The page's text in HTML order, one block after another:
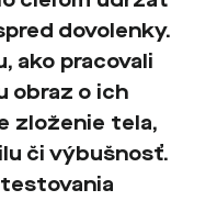
dovolenky.
ako pracovali
obraz o ich
zloženie tela,
či výbušnosť.